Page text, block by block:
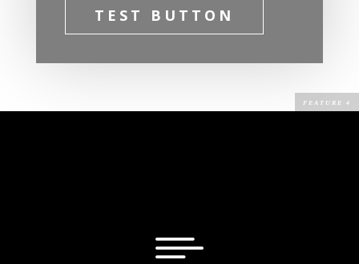
TEST BUTTON
